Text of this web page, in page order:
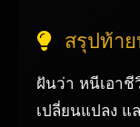
สรุปท้า
ฝันว่า หนีเอาชี
เปลี่ยนแปลง แ